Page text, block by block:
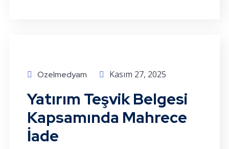
Ozelmedyam Kasım 27, 2025
Yatırım Teşvik Belgesi
Kapsamında Mahrece
İade